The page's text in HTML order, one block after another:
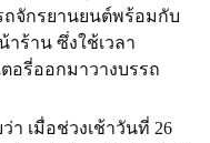
จักรยานยนต์พร้อมกับ
ร้าน ซึ่งใช้เวลา
อรี่ออกมาวางบรรถ
า เมื่อช่วงเช้าวันที่ 26